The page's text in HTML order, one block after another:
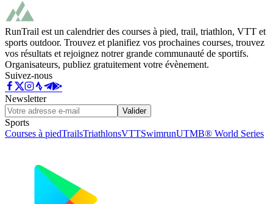
RunTrail est un calendrier des courses à pied, trail, triathlon, VTT et
sports outdoor. Trouvez et planifiez vos prochaines courses, trouvez
vos résultats et rejoignez notrer grande communauté de sportifs.
Organisateurs, publiez gratuitement votre évènement.
Suivez-nous
Newsletter
Valider
Sports
Courses à piedTrailsTriathlonsVTTSwimrunUTMB® World Series